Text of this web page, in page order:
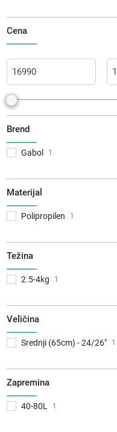
Cena
Brend
Gabol 1
Materijal
Polipropilen 1
Težina
2.5-4kg 1
Veličina
Srednji (65cm) - 24/26" 1
Zapremina
40-80L 1